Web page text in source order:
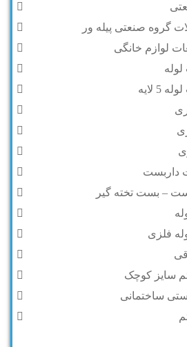
گروه صنعتی پیله ور
لوازم خانگی
لایه
داربست
– بست تخته گیر
فلزی
سایز کوچک